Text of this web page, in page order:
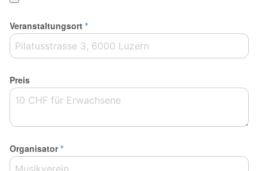
Veranstaltungsort *
Preis
Organisator *